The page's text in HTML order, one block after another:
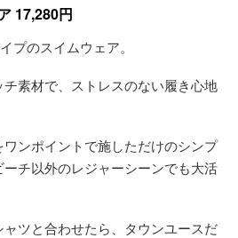
17,280円
プのスイムウェア。
素材で、ストレスのない履き心地
ンポイントで施しただけのシンプ
チ以外のレジャーシーンでも大活
ャツと合わせたら、タウンユースだ